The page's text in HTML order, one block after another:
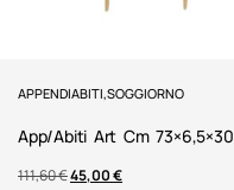
APPENDIABITI,SOGGIORNO
App/abiti Art Cm 73×6,5×30
111,60€45,00€